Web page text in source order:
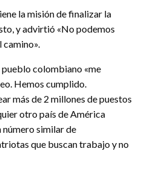
la misión de finalizar la
y advirtió «No podemos
camino».
colombiano «me
Hemos cumplido.
más de 2 millones de puestos
otro país de América
número similar de
que buscan trabajo y no